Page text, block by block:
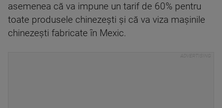
asemenea că va impune un tarif de 60% pentru
toate produsele chinezești și că va viza mașinile
chinezești fabricate în Mexic.